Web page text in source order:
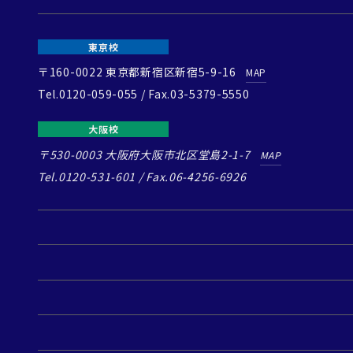
東京校
〒160-0022 東京都新宿区新宿5-9-16 MAP
Tel.0120-059-055 / Fax.03-5379-5550
大阪校
〒530-0003大阪府大阪市北区堂島2-1-7 MAP
Tel.0120-531-601 / Fax.06-4256-6926